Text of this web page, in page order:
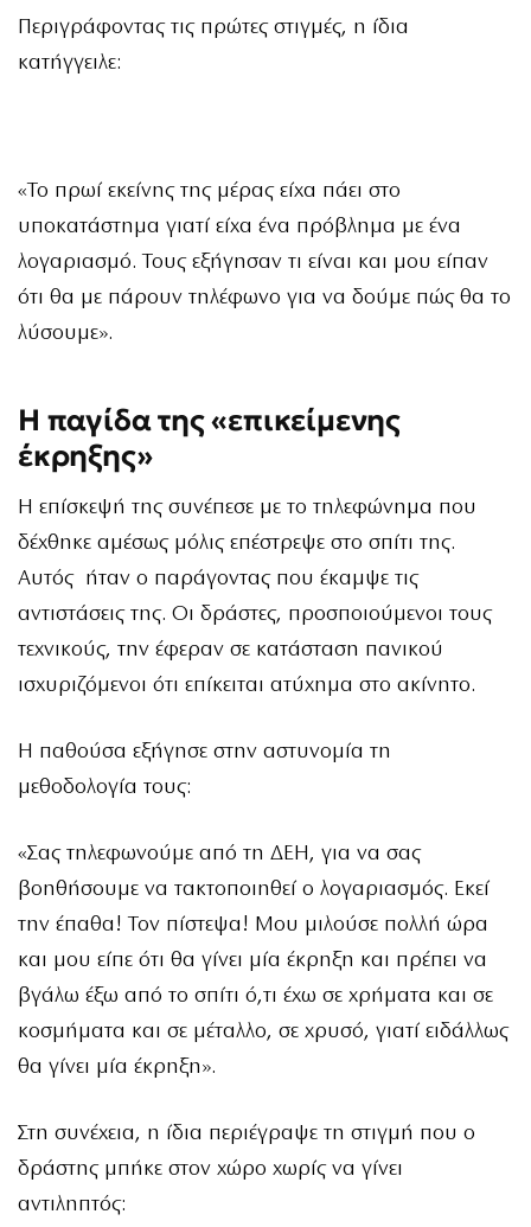
Περιγράφοντας τις πρώτες στιγμές, η ίδια
κατήγγειλε:
«Το πρωί εκείνης της μέρας είχα πάει στο
υποκατάστημα γιατί είχα ένα πρόβλημα με ένα
λογαριασμό. Τους εξήγησαν τι είναι και μου είπαν
ότι θα με πάρουν τηλέφωνο για να δούμε πώς θα το
λύσουμε».
Η παγίδα της «επικείμενης
έκρηξης»
Η επίσκεψή της συνέπεσε με το τηλεφώνημα που
δέχθηκε αμέσως μόλις επέστρεψε στο σπίτι της.
Αυτός ήταν ο παράγοντας που έκαμψε τις
αντιστάσεις της. Οι δράστες, προσποιούμενοι τους
τεχνικούς, την έφεραν σε κατάσταση πανικού
ισχυριζόμενοι ότι επίκειται ατύχημα στο ακίνητο.
Η παθούσα εξήγησε στην αστυνομία τη
μεθοδολογία τους:
«Σας τηλεφωνούμε από τη ΔΕΗ, για να σας
βοηθήσουμε να τακτοποιηθεί ο λογαριασμός. Εκεί
την έπαθα! Τον πίστεψα! Μου μιλούσε πολλή ώρα
και μου είπε ότι θα γίνει μία έκρηξη και πρέπει να
βγάλω έξω από το σπίτι ό,τι έχω σε χρήματα και σε
κοσμήματα και σε μέταλλο, σε χρυσό, γιατί ειδάλλως
θα γίνει μία έκρηξη».
Στη συνέχεια, η ίδια περιέγραψε τη στιγμή που ο
δράστης μπήκε στον χώρο χωρίς να γίνει
αντιληπτός: